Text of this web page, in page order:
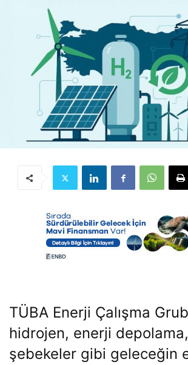
TÜBA Enerji Çalışma
hidrojen, enerji depolama,
şebekeler gibi geleceğin